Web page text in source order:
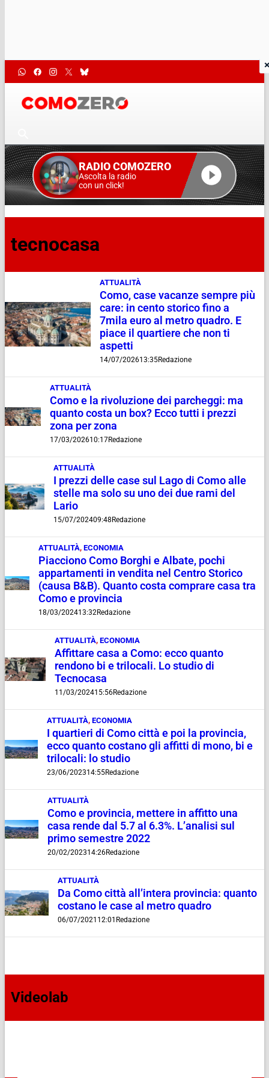
RADIO COMOZERO
Ascolta la radio
con un click!
tecnocasa
ATTUALITÀ
Como, case vacanze sempre più
care: in cento storico fino a
7mila euro al metro quadro. E
piace il quartiere che non ti
aspetti
14/07/202613:35Redazione
ATTUALITÀ
Como e la rivoluzione dei parcheggi: ma
quanto costa un box? Ecco tutti i prezzi
zona per zona
17/03/202610:17Redazione
ATTUALITÀ
I prezzi delle case sul Lago di Como alle
stelle ma solo su uno dei due rami del
Lario
15/07/202409:48Redazione
ATTUALITÀ, ECONOMIA
Piacciono Como Borghi e Albate, pochi
appartamenti in vendita nel Centro Storico
(causa B&B). Quanto costa comprare casa tra
Como e provincia
18/03/202413:32Redazione
ATTUALITÀ,ECONOMIA
Affittare casa a Como: ecco quanto
rendono bi e trilocali. Lo studio di
Tecnocasa
11/03/202415:56Redazione
ATTUALITÀ,ECONOMIA
I quartieri di Como città e poi la provincia,
ecco quanto costano gli affitti di mono, bi e
trilocali: lo studio
23/06/202314:55Redazione
ATTUALITÀ
Como e provincia, mettere in affitto una
casa rende dal 5.7 al 6.3%. L’analisi sul
primo semestre 2022
20/02/202314:26Redazione
ATTUALITÀ
Da Como città all’intera provincia: quanto
costano le case al metro quadro
06/07/2021 12:01 Redazione
Videolab